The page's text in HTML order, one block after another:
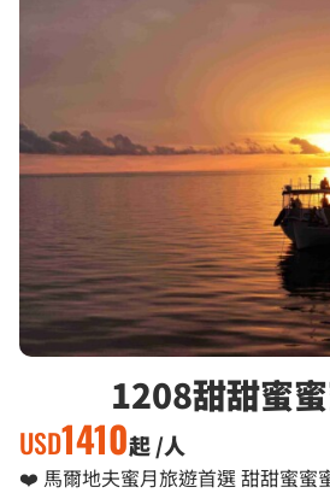
1208甜甜蜜
USD1410起 /人
❤️ 馬爾地夫蜜月旅遊首選 甜甜蜜蜜